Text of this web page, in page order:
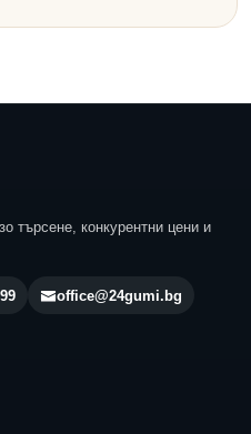
търсене, конкурентни цени и
office@24gumi.bg